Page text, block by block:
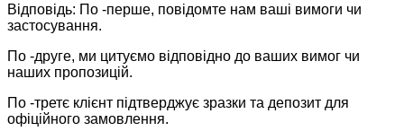
Відповідь: По -перше, повідомте нам ваші вимоги чи
застосування.
По -друге, ми цитуємо відповідно до ваших вимог чи
наших пропозицій.
По -третє клієнт підтверджує зразки та депозит для
офіційного замовлення.